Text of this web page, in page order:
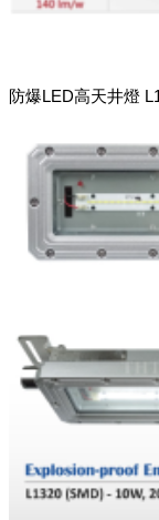
防爆LED高天井燈